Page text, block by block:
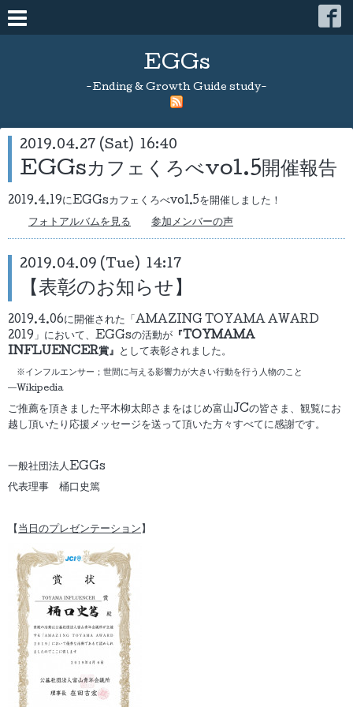
EGGs
-Ending & Growth Guide study-
2019.04.27 (Sat) 16:40
EGGsカフェくろべvol.5開催報告
2019.4.19にEGGsカフェくろべvol.5を開催しました！
フォトアルバムを見る
参加メンバーの声
2019.04.09 (Tue) 14:17
【表彰のお知らせ】
2019.4.06に開催された「AMAZING TOYAMA AWARD
2019」において、EGGsの活動が 『TOYMAMA
INFLUENCER賞』
として表彰されました。
※インフルエンサー；世間に与える影響力が大きい行動を行う人物のこと
―Wikipedia
ご推薦を頂きました平木柳太郎さまをはじめ富山JCの皆さま、観覧にお
越し頂いたり応援メッセージを送って頂いた方々すべてに感謝です。
一般社団法人EGGs
代表理事 桶口史篤
【 当日のプレゼンテーション 】